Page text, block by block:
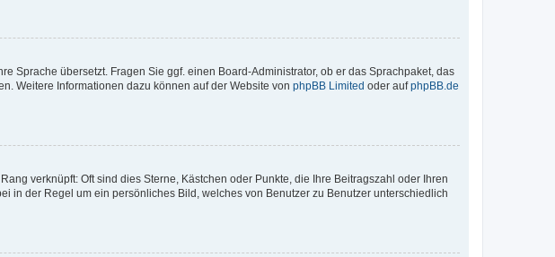
Sprache übersetzt. Fragen Sie ggf. einen Board-Administrator, ob er das Sprachpaket, das
Weitere Informationen dazu können auf der Website von phpBB Limited oder aufphpBB.de
verknüpft: Oft sind dies Sterne, Kästchen oder Punkte, die Ihre Beitragszahl oder Ihren
in der Regel um ein persönliches Bild, welches von Benutzer zu Benutzer unterschiedlich